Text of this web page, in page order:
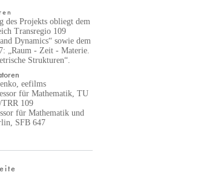
des Projekts obliegt dem
Transregio 109
Dynamics“ sowie dem
„Raum - Zeit - Materie.
Strukturen“.
eefilms
für Mathematik, TU
109
für Mathematik und
SFB 647